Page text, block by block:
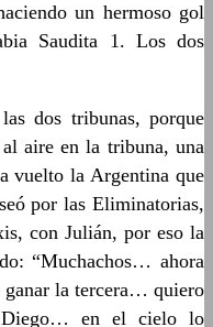
un hermoso gol
Saudita 1. Los dos
dos tribunas, porque
aire en la tribuna, una
vuelto la Argentina que
por las Eliminatorias,
con Julián, por eso la
“Muchachos… ahora
la tercera… quiero
en el cielo lo